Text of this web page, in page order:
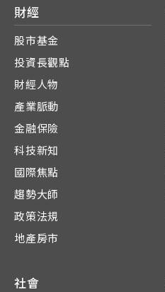
財經
股市基金
投資長觀點
財經人物
產業脈動
金融保險
科技新知
國際焦點
趨勢大師
政策法規
地產房市
社會